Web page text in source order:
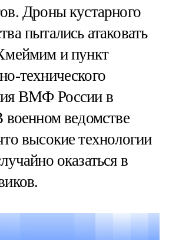
Дроны кустарного
пытались атаковать
и пункт
технического
ВМФ России в
военном ведомстве
высокие технологии
оказаться в